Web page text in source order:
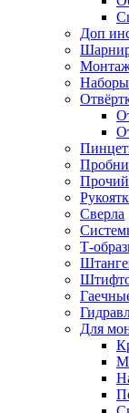
Доп
Наборы
Прочий
Сверла
Т-
Для